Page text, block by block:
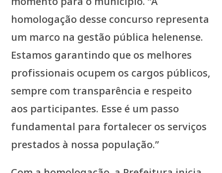
homologação desse concurso representa
um marco na gestão pública helenense.
Estamos garantindo que os melhores
profissionais ocupem os cargos públicos,
sempre com transparência e respeito
aos participantes. Esse é um passo
fundamental para fortalecer os serviços
prestados à nossa população.”